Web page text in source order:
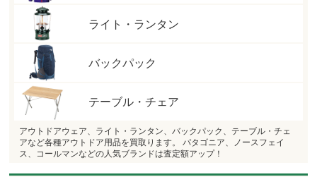
ライト・ランタン
バックパック
テーブル・チェア
アウトドアウェア、ライト・ランタン、バックパック、テーブル・チェ
アなど各種アウトドア用品を買取ります。 パタゴニア、ノースフェイ
ス、コールマンなどの人気ブランドは査定額アップ！